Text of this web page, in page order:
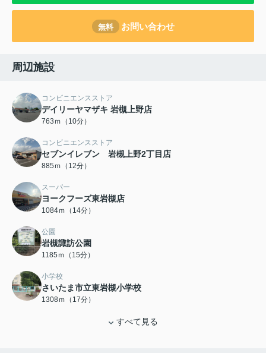
無料 お問い合わせ
周辺施設
コンビニエンスストア
デイリーヤマザキ 岩槻上野店
763ｍ（10分）
コンビニエンスストア
セブンイレブン 岩槻上野2丁目店
885ｍ（12分）
スーパー
ヨークフーズ東岩槻店
1084ｍ（14分）
公園
岩槻諏訪公園
1185ｍ（15分）
小学校
さいたま市立東岩槻小学校
1308ｍ（17分）
すべて見る